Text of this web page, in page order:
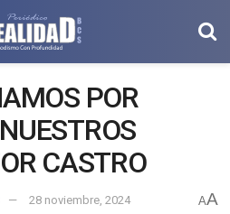
POR
CASTRO
28 noviembre, 2024 AA